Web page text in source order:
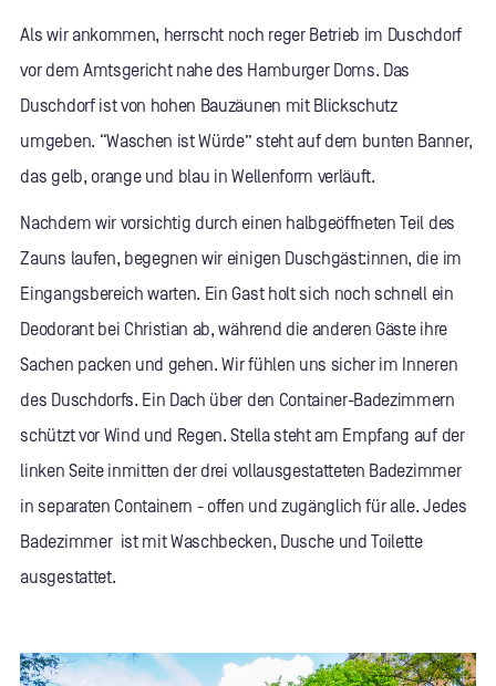
Als wir ankommen, herrscht noch reger Betrieb im Duschdorf
vor dem Amtsgericht nahe des Hamburger Doms. Das
Duschdorf ist von hohen Bauzäunen mit Blickschutz
umgeben. “Waschen ist Würde” steht auf dem bunten Banner,
das gelb, orange und blau in Wellenform verläuft.
Nachdem wir vorsichtig durch einen halbgeöffneten Teil des
Zauns laufen, begegnen wir einigen Duschgäst:innen, die im
Eingangsbereich warten. Ein Gast holt sich noch schnell ein
Deodorant bei Christian ab, während die anderen Gäste ihre
Sachen packen und gehen. Wir fühlen uns sicher im Inneren
des Duschdorfs. Ein Dach über den Container-Badezimmern
schützt vor Wind und Regen. Stella steht am Empfang auf der
linken Seite inmitten der drei vollausgestatteten Badezimmer
in separaten Containern - offen und zugänglich für alle. Jedes
Badezimmer ist mit Waschbecken, Dusche und Toilette
ausgestattet.